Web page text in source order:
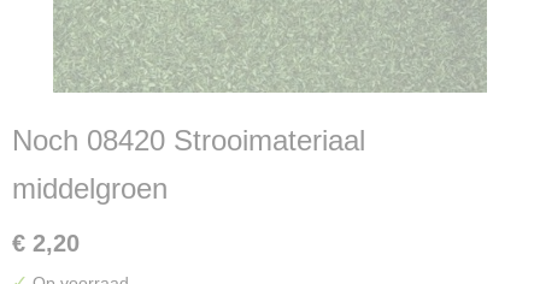
Noch 08420 Strooimateriaal
middelgroen
€ 2,20